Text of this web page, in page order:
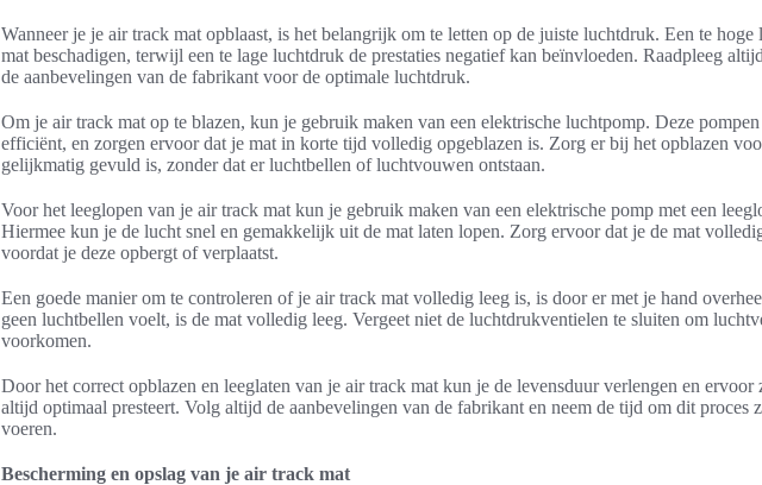
Wanneer je je air track mat opblaast, is het belangrijk om te letten op de juiste luchtdruk. Een te
mat beschadigen, terwijl een te lage luchtdruk de prestaties negatief kan beïnvloeden. Raadpleeg
de aanbevelingen van de fabrikant voor de optimale luchtdruk.
Om je air track mat op te blazen, kun je gebruik maken van een elektrische luchtpomp. Deze
efficiënt, en zorgen ervoor dat je mat in korte tijd volledig opgeblazen is. Zorg er bij het opblazen
gelijkmatig gevuld is, zonder dat er luchtbellen of luchtvouwen ontstaan.
Voor het leeglopen van je air track mat kun je gebruik maken van een elektrische pomp met een
Hiermee kun je de lucht snel en gemakkelijk uit de mat laten lopen. Zorg ervoor dat je de mat
voordat je deze opbergt of verplaatst.
Een goede manier om te controleren of je air track mat volledig leeg is, is door er met je hand
geen luchtbellen voelt, is de mat volledig leeg. Vergeet niet de luchtdrukventielen te sluiten om
voorkomen.
Door het correct opblazen en leeglaten van je air track mat kun je de levensduur verlengen en ervoor
altijd optimaal presteert. Volg altijd de aanbevelingen van de fabrikant en neem de tijd om dit proces
voeren.
Bescherming en opslag van je air track mat